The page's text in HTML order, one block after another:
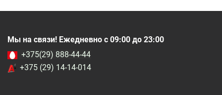
Мы на связи! Ежедневно с 09:00 до 23:00
+375(29) 888-44-44
+375 (29) 14-14-014